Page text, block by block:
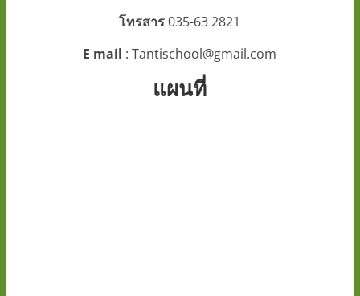
โทรสาร035-63 2821
E mail : Tantischool@gmail.com
แผนที่